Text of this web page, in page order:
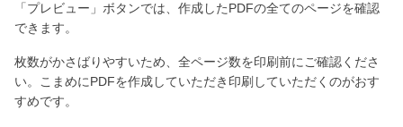
「プレビュー」ボタンでは、作成したPDFの全てのページを確認
できます。
枚数がかさばりやすいため、全ページ数を印刷前にご確認くださ
い。こまめにPDFを作成していただき印刷していただくのがおす
すめです。